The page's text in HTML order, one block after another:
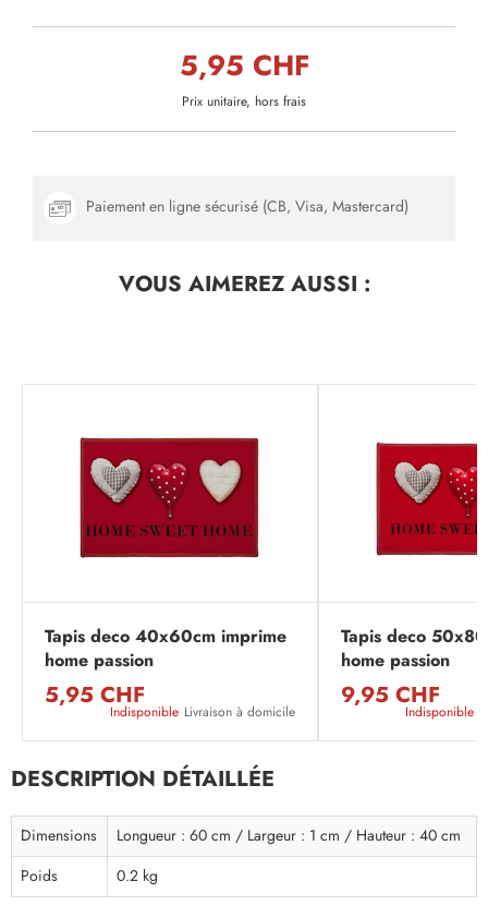
5,95 CHF
Prix unitaire, hors frais
Paiement en ligne sécurisé (CB, Visa, Mastercard)
VOUS AIMEREZAUSSI :
Tapis deco 40x60cm imprime
home passion
5,95 CHF
Indisponible Livraison à domicile
Tapis deco
home passion
9,95 CHF
Indisponible
DESCRIPTION DÉTAILLÉE
Dimensions
Longueur : 60 cm / Largeur : 1 cm / Hauteur : 40 cm
Poids
0.2 kg